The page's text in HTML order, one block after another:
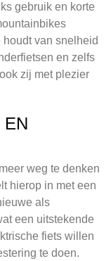
gebruik en korte
van snelheid
en zelfs
zij met plezier
EN
weg te denken
hierop in met een
als
een uitstekende
fiets willen
te doen.